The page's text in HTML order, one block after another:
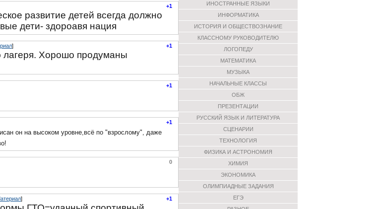
+1
развитие детей всегда должно
дети- здороавя нация
+1
]
лагеря. Хорошо продуманы
+1
+1
он на высоком уровне,всё по "взрослому", даже
0
+1
]
ИНОСТРАННЫЕ ЯЗЫКИ
ИНФОРМАТИКА
ИСТОРИЯ И ОБЩЕСТВОЗНАНИЕ
КЛАССНОМУ РУКОВОДИТЕЛЮ
ЛОГОПЕДУ
МАТЕМАТИКА
МУЗЫКА
НАЧАЛЬНЫЕ КЛАССЫ
ОБЖ
ПРЕЗЕНТАЦИИ
РУССКИЙ ЯЗЫК И ЛИТЕРАТУРА
СЦЕНАРИИ
ТЕХНОЛОГИЯ
ФИЗИКА И АСТРОНОМИЯ
ХИМИЯ
ЭКОНОМИКА
ОЛИМПИАДНЫЕ ЗАДАНИЯ
ЕГЭ